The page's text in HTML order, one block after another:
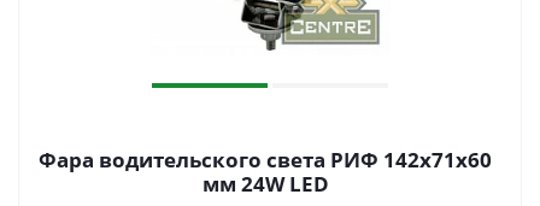
Фара водительского света РИФ 142х71х60
мм 24W LED